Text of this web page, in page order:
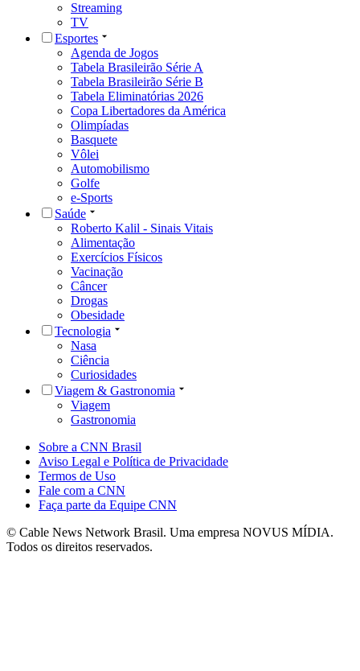
Streaming
TV
Esportes
Agenda de Jogos
Tabela Brasileirão Série A
Tabela Brasileirão Série B
Tabela Eliminatórias 2026
Copa Libertadores da América
Olimpíadas
Basquete
Vôlei
Automobilismo
Golfe
e-Sports
Saúde
Roberto Kalil - Sinais Vitais
Alimentação
Exercícios Físicos
Vacinação
Câncer
Drogas
Obesidade
Tecnologia
Nasa
Ciência
Curiosidades
Viagem & Gastronomia
Viagem
Gastronomia
Sobre a CNN Brasil
Aviso Legal e Política de Privacidade
Termos de Uso
Fale com a CNN
Faça parte da Equipe CNN
© Cable News Network Brasil. Uma empresa NOVUS MÍDIA.
Todos os direitos reservados.